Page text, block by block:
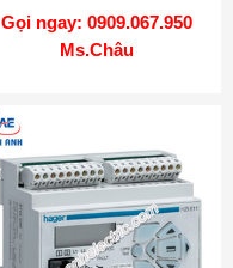
HZC204
Gọi ngay: 0909.067.950
Ms.Châu